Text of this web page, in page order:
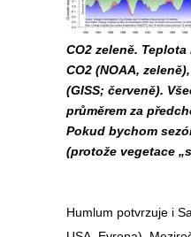
CO2 zeleně.
CO2 (NOAA,
(GISS; červeně).
průměrem za
Pokud bychom
(protože vegetace
Humlum potvrzuje i